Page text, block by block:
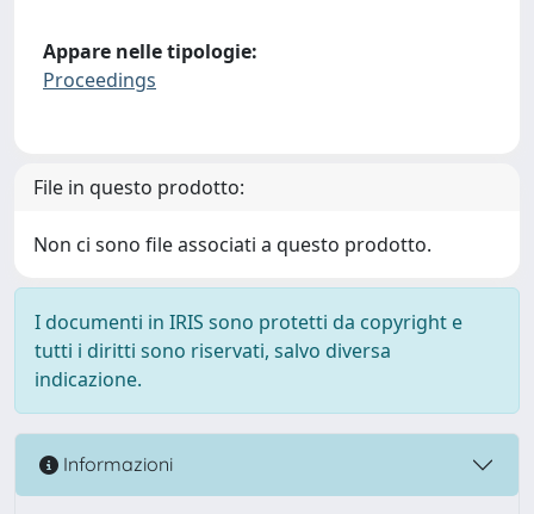
Appare nelle tipologie:
Proceedings
File in questo prodotto:
Non ci sono file associati a questo prodotto.
I documenti in IRIS sono protetti da copyright e
tutti i diritti sono riservati, salvo diversa
indicazione.
Informazioni